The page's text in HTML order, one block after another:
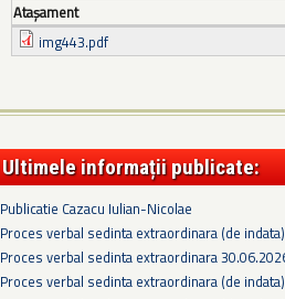
Ataşament
img443.pdf
Ultimele informații publicate:
Publicatie Cazacu Iulian-Nicolae
Proces verbal sedinta extraordinara (de
Proces verbal sedinta extraordinara
Proces verbal sedinta extraordinara (de